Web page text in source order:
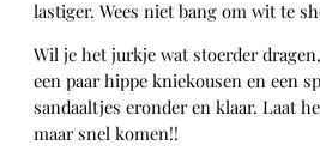
lastiger. Wees niet bang om wit te
Wil je het jurkje wat stoerder
een paar hippe kniekousen en een
sandaaltjes eronder en klaar. Laat
maar snel komen!!